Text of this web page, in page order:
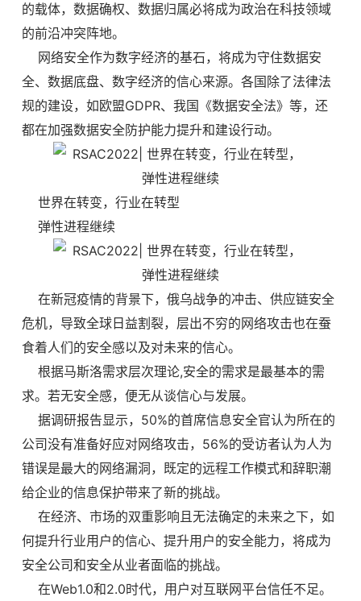
的载体，数据确权、数据归属必将成为政治在科技领域
的前沿冲突阵地。
网络安全作为数字经济的基石，将成为守住数据安
全、数据底盘、数字经济的信心来源。各国除了法律法
规的建设，如欧盟GDPR、我国《数据安全法》等，还
都在加强数据安全防护能力提升和建设行动。
世界在转变，行业在转型
弹性进程继续
在新冠疫情的背景下，俄乌战争的冲击、供应链安全
危机，导致全球日益割裂，层出不穷的网络攻击也在蚕
食着人们的安全感以及对未来的信心。
根据马斯洛需求层次理论,安全的需求是最基本的需
求。若无安全感，便无从谈信心与发展。
据调研报告显示，50%的首席信息安全官认为所在的
公司没有准备好应对网络攻击，56%的受访者认为人为
错误是最大的网络漏洞，既定的远程工作模式和辞职潮
给企业的信息保护带来了新的挑战。
在经济、市场的双重影响且无法确定的未来之下，如
何提升行业用户的信心、提升用户的安全能力，将成为
安全公司和安全从业者面临的挑战。
在Web1.0和2.0时代，用户对互联网平台信任不足。